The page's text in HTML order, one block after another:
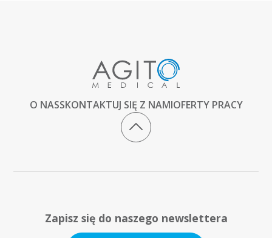
O NASSKONTAKTUJ SIĘ Z NAMIOFERTY PRACY
Zapisz się do naszego newslettera